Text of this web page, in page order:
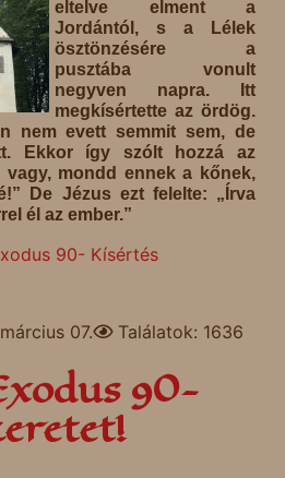
eltelve elment a
Jordántól, s a Lélek
ösztönzésére a
pusztába vonult
negyven napra. Itt
megkísértette az ördög.
nem evett semmit sem, de
Ekkor így szólt hozzá az
mondd ennek a kőnek,
De Jézus ezt felelte: „Írva
él az ember.”
90- Kísértés
07. Találatok: 1636
90-